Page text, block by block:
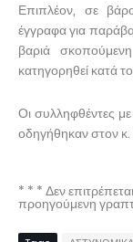
Επιπλέον, σε
έγγραφα για
βαριά
κατηγορηθεί κατά
Οι συλληφθέντες
οδηγήθηκαν στον
* * * Δεν
προηγούμενη